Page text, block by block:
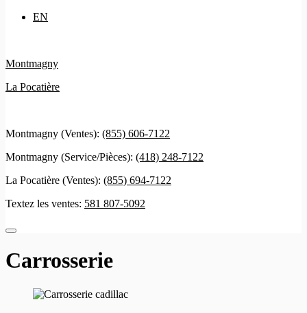
EN
Montmagny
La Pocatière
Montmagny (Ventes): (855) 606-7122
Montmagny (Service/Pièces): (418) 248-7122
La Pocatière (Ventes): (855) 694-7122
Textez les ventes: 581 807-5092
Carrosserie